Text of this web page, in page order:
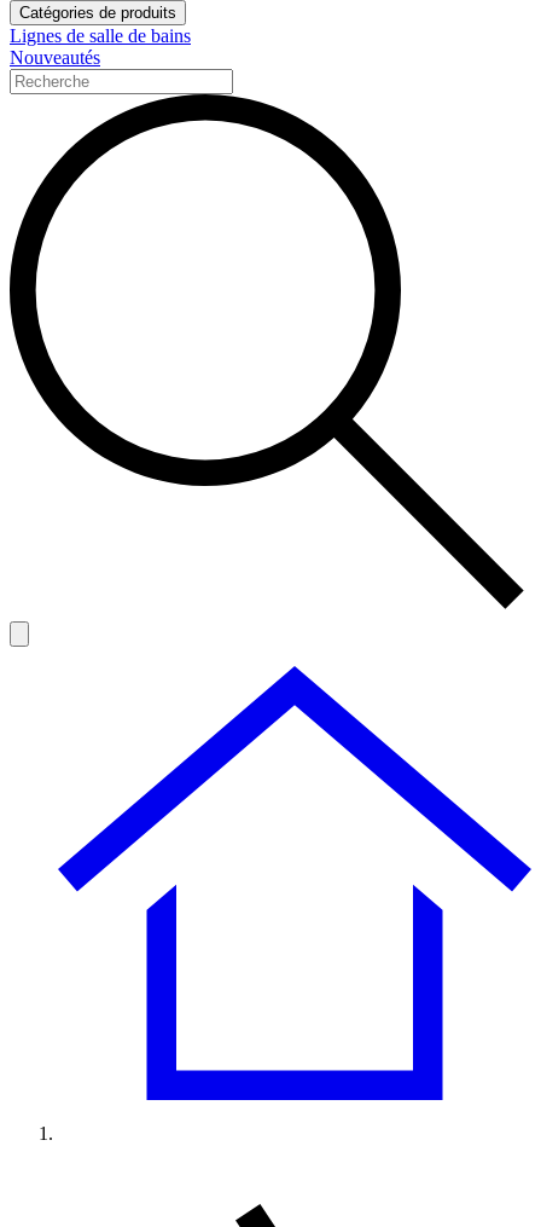
Catégories de produits
Lignes de salle de bains
Nouveautés